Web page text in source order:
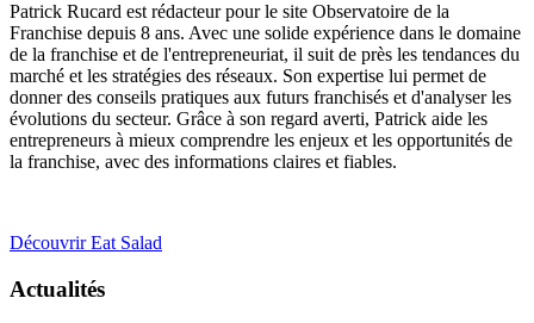
Patrick Rucard est rédacteur pour le site Observatoire de la
Franchise depuis 8 ans. Avec une solide expérience dans le domaine
de la franchise et de l'entrepreneuriat, il suit de près les tendances du
marché et les stratégies des réseaux. Son expertise lui permet de
donner des conseils pratiques aux futurs franchisés et d'analyser les
évolutions du secteur. Grâce à son regard averti, Patrick aide les
entrepreneurs à mieux comprendre les enjeux et les opportunités de
la franchise, avec des informations claires et fiables.
Découvrir Eat Salad
Actualités